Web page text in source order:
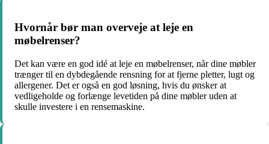
Hvornår bør man overveje at leje en
møbelrenser?
Det kan være en god idé at leje en møbelrenser, når dine møbler
trænger til en dybdegående rensning for at fjerne pletter, lugt og
allergener. Det er også en god løsning, hvis du ønsker at
vedligeholde og forlænge levetiden på dine møbler uden at
skulle investere i en rensemaskine.